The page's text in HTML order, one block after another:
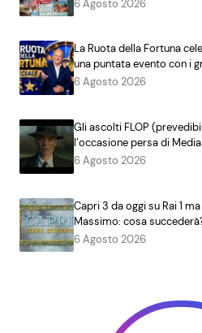
6 Agosto 2026
La Ruota della Fortuna
una puntata evento con i
6 Agosto 2026
Gli ascolti FLOP
l’occasione persa di
6 Agosto 2026
Capri 3 da oggi su Rai 1
Massimo: cosa
6 Agosto 2026